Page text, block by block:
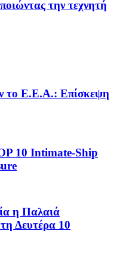
την τεχνητή
το Ε.Ε.Α.: Επίσκεψη
10 Intimate-Ship
η Παλαιά
Δευτέρα 10